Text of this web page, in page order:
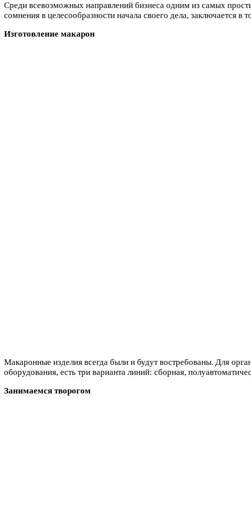
Среди всевозможных направлений бизнеса одним из самых
сомнения в целесообразности начала своего дела, заключается
Изготовление макарон
Макаронные изделия всегда были и будут востребованы. Для
оборудования, есть три варианта линий: сборная,
Занимаемся творогом